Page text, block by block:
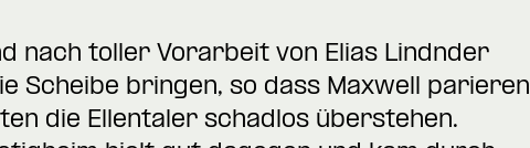
nach toller Vorarbeit von Elias Lindnder
Scheibe bringen, so dass Maxwell parieren
die Ellentaler schadlos überstehen.